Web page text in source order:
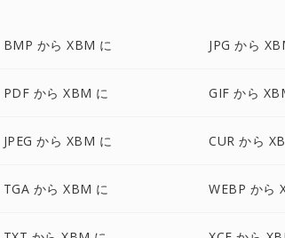
BMP から XBM に JPG から
PDF から XBM に GIF から
JPEG から XBM に CUR から
TGA から XBM に WEBP から